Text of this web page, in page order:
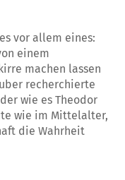
vor allem eines:
einem
machen lassen
recherchierte
wie es Theodor
wie im Mittelalter,
die Wahrheit